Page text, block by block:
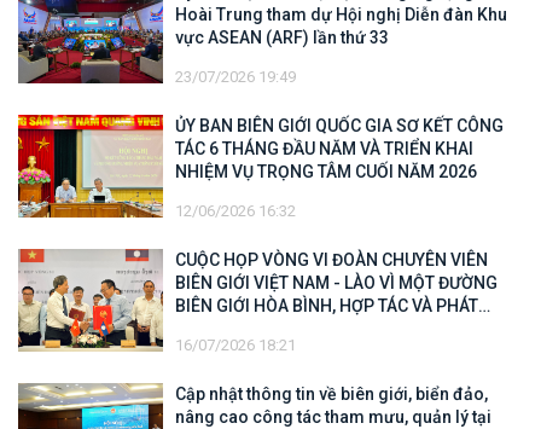
Hoài Trung tham dự Hội nghị Diễn đàn Khu
vực ASEAN (ARF) lần thứ 33
23/07/2026 19:49
ỦY BAN BIÊN GIỚI QUỐC GIA SƠ KẾT CÔNG
TÁC 6 THÁNG ĐẦU NĂM VÀ TRIỂN KHAI
NHIỆM VỤ TRỌNG TÂM CUỐI NĂM 2026
12/06/2026 16:32
CUỘC HỌP VÒNG VI ĐOÀN CHUYÊN VIÊN
BIÊN GIỚI VIỆT NAM - LÀO VÌ MỘT ĐƯỜNG
BIÊN GIỚI HÒA BÌNH, HỢP TÁC VÀ PHÁT
16/07/2026 18:21
Cập nhật thông tin về biên giới, biển đảo,
nâng cao công tác tham mưu, quản lý tại